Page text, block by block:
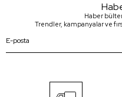
Haber
Trendler, kampanyalar ve